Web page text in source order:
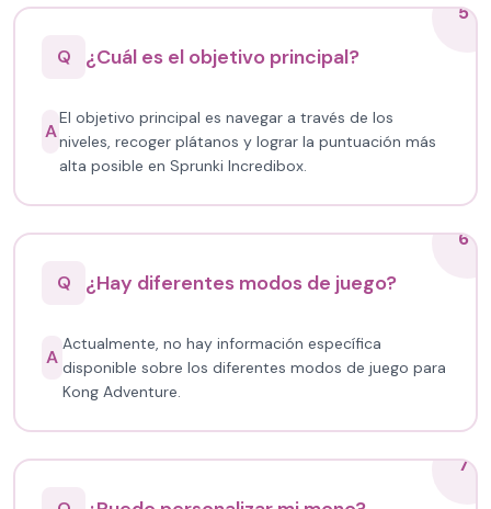
5
Q
¿Cuál es el objetivo principal?
A
El objetivo principal es navegar a través de los
niveles, recoger plátanos y lograr la puntuación más
alta posible en Sprunki Incredibox.
6
Q
¿Hay diferentes modos de juego?
A
Actualmente, no hay información específica
disponible sobre los diferentes modos de juego para
Kong Adventure.
7